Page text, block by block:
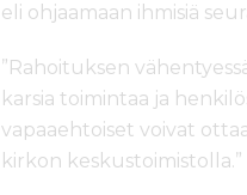
eli ohjaamaan ihmisiä
”Rahoituksen
karsia toimintaa ja
vapaaehtoiset voivat
kirkon keskustoimistolla.”